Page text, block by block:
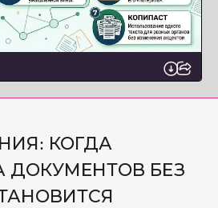
КОГДА
ДОКУМЕНТОВ БЕЗ